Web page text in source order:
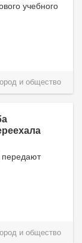
учебного
и общество
передают
и общество